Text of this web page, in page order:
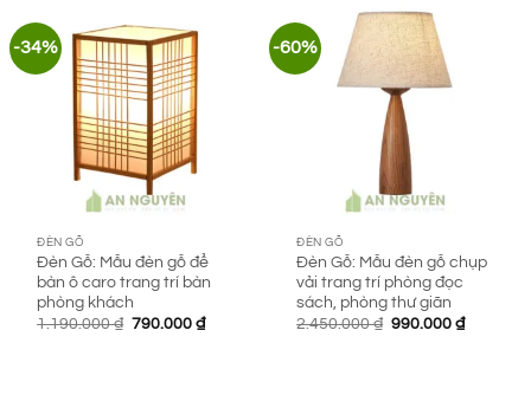
-34%
ĐÈN GỖ
Đèn Gỗ: Mẫu đèn gỗ để
bàn ô caro trang trí bàn
phòng khách
1.190.000₫ Giá
790.000₫Giá
-60%
ĐÈN GỖ
Đèn Gỗ: Mẫu đèn gỗ chụp
vải trang trí phòng đọc
sách, phòng thư giãn
2.450.000₫ Giá
990.000₫Giá